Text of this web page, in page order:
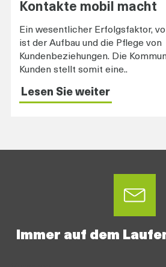
Kontakte mobil macht
Ein wesentlicher Erfolgsfaktor,
ist der Aufbau und die Pflege von
Kundenbeziehungen. Die
Kunden stellt somit eine..
Lesen Sie weiter
Immer auf dem